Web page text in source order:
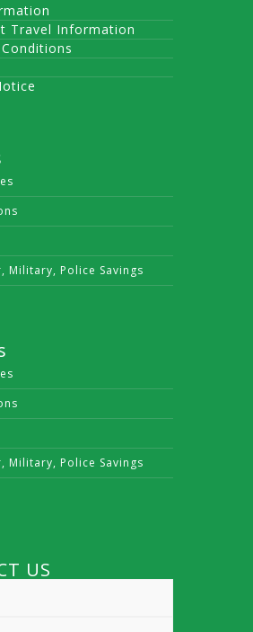
Travel Information
Military, Police Savings
Military, Police Savings
US